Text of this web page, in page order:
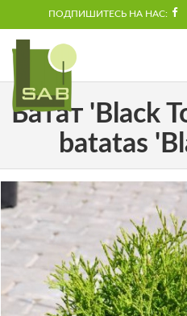
ПОДПИШИТЕСЬ НА НАС:
Батат 'Black
batatas